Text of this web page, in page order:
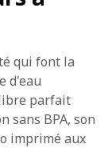
qui font la
d'eau
parfait
sans BPA, son
imprimé aux